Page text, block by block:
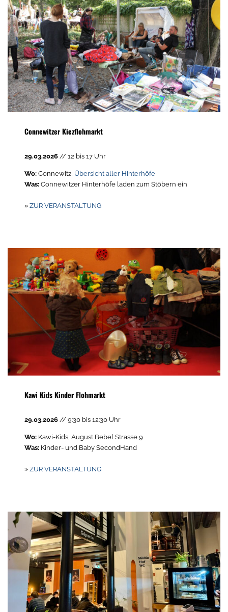
Connewitzer Kiezflohmarkt
29.03.2026 // 12 bis 17 Uhr
Wo: Connewitz, Übersicht aller Hinterhöfe
Was:Connewitzer Hinterhöfe laden zum Stöbern ein
»ZUR VERANSTALTUNG
Kawi Kids Kinder Flohmarkt
29.03.2026 // 9:30 bis 12:30 Uhr
Wo: Kawi-Kids, August Bebel Strasse 9
Was: Kinder- und Baby SecondHand
»ZUR VERANSTALTUNG